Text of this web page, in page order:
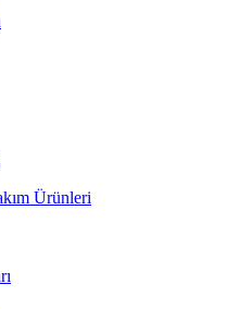
Ürünleri